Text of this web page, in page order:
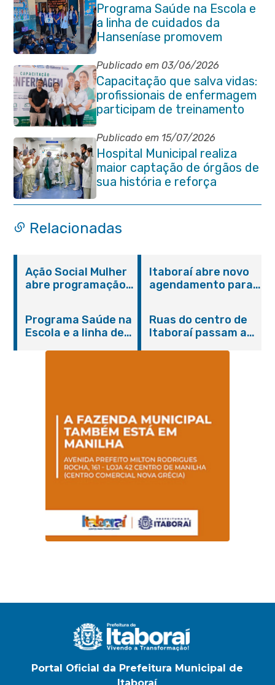
Programa Saúde na Escola e
a linha de cuidados da
Hanseníase promovem
conscientização sobre
hanseníase na E.M Adelaide
de Magalhães Seabra
Publicado em 03/06/2026
Capacitação que salva vidas:
profissionais de enfermagem
participam de treinamento
em primeiros socorros em
Itaboraí
Publicado em 15/07/2026
Hospital Municipal realiza
maior captação de órgãos de
sua história e reforça
compromisso com a vida
Relacionadas
Ação Social Mulher
abre programação
serviços gratuitos e
orientações
Itaboraí abre novo
agendamento para
Programa Saúde na
Escola e a linha de
Magalhães Seabra
Ruas do centro de
Itaboraí passam a
Portal Oficial da Prefeitura Municipal de
Itaboraí